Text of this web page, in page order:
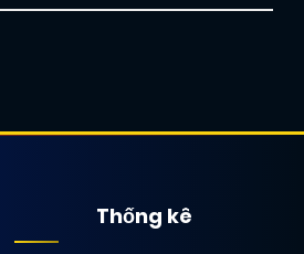
Thống kê